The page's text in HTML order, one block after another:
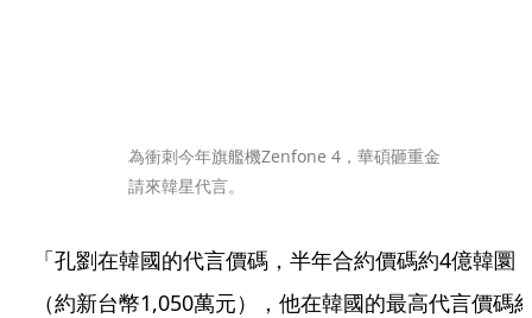
為衝刺今年旗艦機Zenfone 4，華碩砸重金
請來韓星代言。
「孔劉在韓國的代言價碼，半年合約價碼約4億韓圜
（約新台幣1,050萬元），他在韓國的最高代言價碼